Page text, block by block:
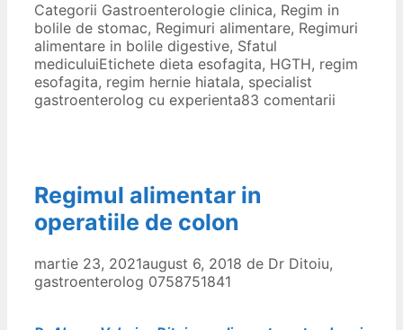
Categorii Gastroenterologie clinica, Regim in
bolile de stomac, Regimuri alimentare, Regimuri
alimentare in bolile digestive, Sfatul
mediculuiEtichete dieta esofagita, HGTH, regim
esofagita, regim hernie hiatala, specialist
gastroenterolog cu experienta83 comentarii
Regimul alimentar in
operatiile de colon
martie 23, 2021august 6, 2018 de Dr Ditoiu,
gastroenterolog 0758751841